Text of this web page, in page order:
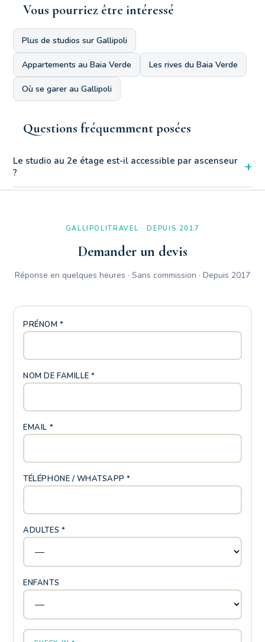
Vous pourriez être intéressé
Plus de studios sur Gallipoli
Appartements au Baia Verde Les rives du Baia Verde
Où se garer au Gallipoli
Questions fréquemment posées
Le studio au 2e étage est-il accessible par ascenseur
?
+
Oui, le lit double escamotable se replie pendant la journée,
GALLIPOLITRAVEL · DEPUIS 2017
Demander un devis
Réponse en quelques heures · Sans commission · Depuis 2017
PRÉNOM *
NOM DE FAMILLE *
EMAIL *
TÉLÉPHONE / WHATSAPP *
ADULTES *
ENFANTS